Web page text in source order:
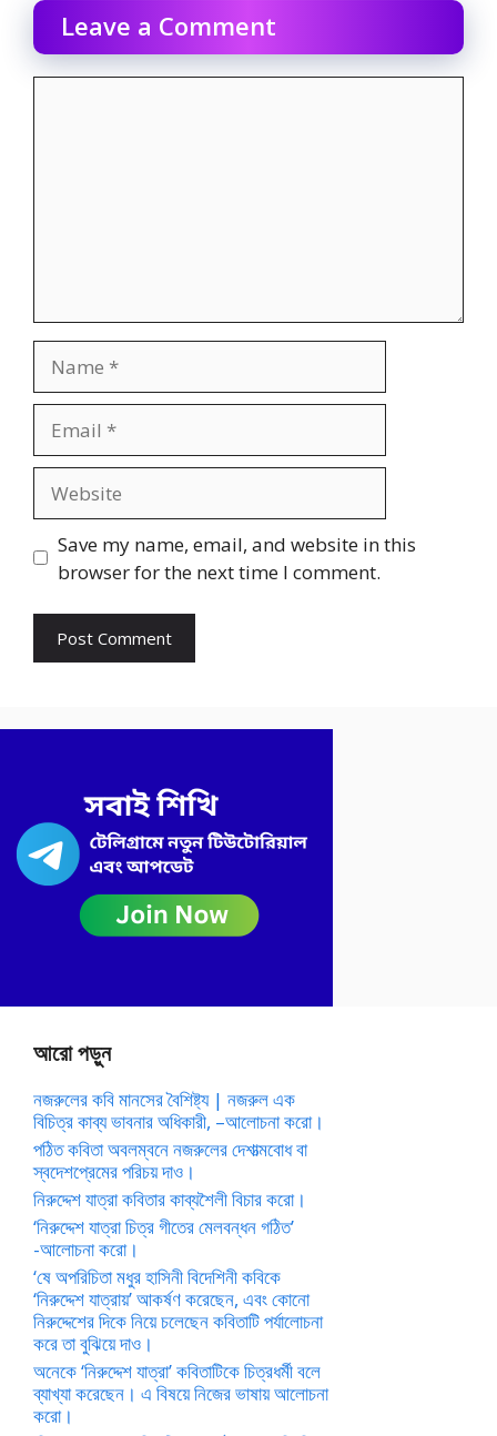
Leave a Comment
Save my name, email, and website in this
browser for the next time I comment.
আরো পড়ুন
নজরুলের কবি মানসের বৈশিষ্ট্য | নজরুল এক
বিচিত্র কাব্য ভাবনার অধিকারী, –আলোচনা করো।
পঠিত কবিতা অবলম্বনে নজরুলের দেশাত্মবোধ বা
স্বদেশপ্রেমের পরিচয় দাও।
নিরুদ্দেশ যাত্রা কবিতার কাব্যশৈলী বিচার করো।
‘নিরুদ্দেশ যাত্রা চিত্র গীতের মেলবন্ধন গঠিত’
-আলোচনা করো।
‘ষে অপরিচিতা মধুর হাসিনী বিদেশিনী কবিকে
‘নিরুদ্দেশ যাত্রায়’ আকর্ষণ করেছেন, এবং কোনো
নিরুদ্দেশের দিকে নিয়ে চলেছেন কবিতাটি পর্যালোচনা
করে তা বুঝিয়ে দাও।
অনেকে ‘নিরুদ্দেশ যাত্রা’ কবিতাটিকে চিত্রধর্মী বলে
ব্যাখ্যা করেছেন। এ বিষয়ে নিজের ভাষায় আলোচনা
করো।